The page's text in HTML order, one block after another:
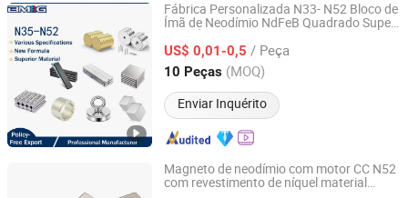
Fábrica Personalizada N33- N52 Bloco de
Ímã de Neodímio NdFeB Quadrado Super
de Neodímio N52 Ímã de Neodímio
US$ 0,01-0,5 / Peça
10 Peças (MOQ)
Enviar Inquérito
Ningbo Bestway Magnet Co., Ltd.
Zhejiang, China Desde 2006
Magneto de neodímio com motor CC N52
com revestimento de níquel material
Ningbo Eastar Magnet Co., Ltd.